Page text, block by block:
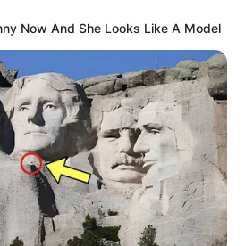
Now And She Looks Like A Model